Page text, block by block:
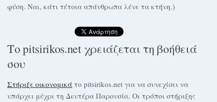
φύση. Ναι, κάτι τέτοια απάνθρωπα λένε τα κτήνη.)
Το pitsirikos.net χρειάζεται τη βοήθειά
σου
Στήριξε οικονομικά το pitsirikos.net για να συνεχίσει να
υπάρχει μέχρι τη Δευτέρα Παρουσία. Οι τρόποι στήριξης